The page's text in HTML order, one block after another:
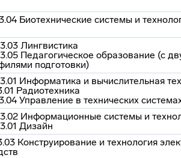
Биотехнические системы и
Лингвистика
Педагогическое образование (с
подготовки)
Информатика и вычислительная
Радиотехника
Управление в технических
Информационные системы и
Дизайн
Конструирование и технология